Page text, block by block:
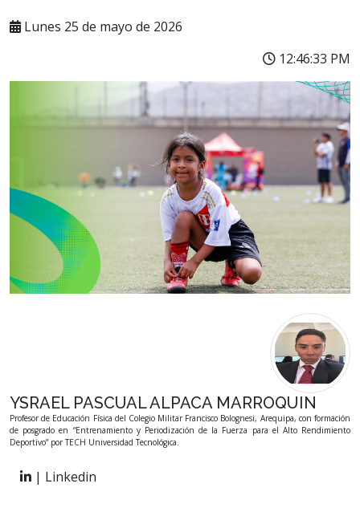
Lunes 25 de mayo de 2026
12:46:33 PM
YSRAEL PASCUAL ALPACA MARROQUIN
Profesor de Educación Física del Colegio Militar Francisco Bolognesi, Arequipa, con formación
de posgrado en “Entrenamiento y Periodización de la Fuerza para el Alto Rendimiento
Deportivo” por TECH Universidad Tecnológica.
| Linkedin